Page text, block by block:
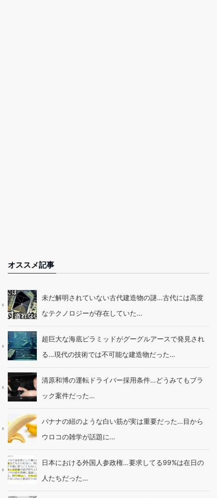
オススメ記事
未だ解明されていない古代建造物の謎…古代には高度
なテクノロジーが存在していた…
超巨大な海底ピラミッドがグーグルアースで発見され
る…現代の技術では不可能な建造物だった…
清原和博の運転ドライバー採用条件…どうみてもブラ
ック案件だった…
バナナの紐のような白い筋が実は重要だった…目から
ウロコの雑学が話題に…
日本における外国人参政権…要求してる99%は在日の
人たちだった…